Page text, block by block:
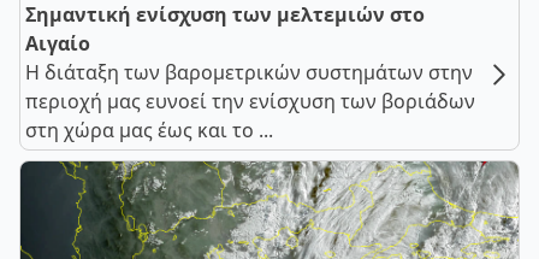
Σημαντική ενίσχυση των μελτεμιών στο
Αιγαίο
Η διάταξη των βαρομετρικών συστημάτων στην
περιοχή μας ευνοεί την ενίσχυση των βοριάδων
στη χώρα μας έως και το ...